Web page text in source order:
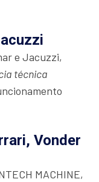
e Jacuzzi,
técnica
Vonder
MACHINE,